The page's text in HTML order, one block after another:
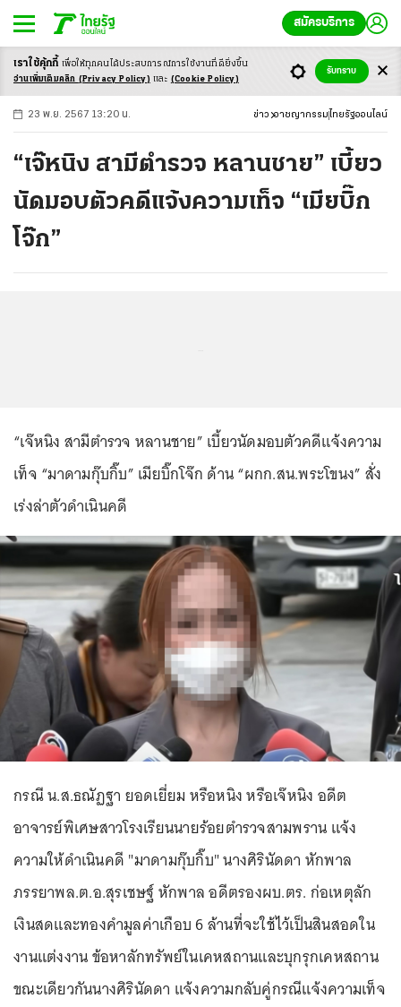
สมัครบริการ
-ก ก ก+
23 พ.ย. 2567 13:20 น. ข่าว อาชญากรรม ไทยรัฐออนไลน์
“เจ๊หนิง สามีตำรวจ หลานชาย” เบี้ยว
นัดมอบตัวคดีแจ้งความเท็จ “เมียบิ๊ก
โจ๊ก”
“เจ๊หนิง สามีตำรวจ หลานชาย” เบี้ยวนัดมอบตัวคดีแจ้งความ
เท็จ “มาดามกุ๊บกิ๊บ” เมียบิ๊กโจ๊ก ด้าน “ผกก.สน.พระโขนง” สั่ง
เร่งล่าตัวดำเนินคดี
กรณี น.ส.ธณัฏฐา ยอดเยี่ยม หรือหนิง หรือเจ๊หนิง อดีต
อาจารย์พิเศษสาวโรงเรียนนายร้อยตำรวจสามพราน แจ้ง
ความให้ดำเนินคดี "มาดามกุ๊บกิ๊บ" นางศิรินัดดา หักพาล
ภรรยาพล.ต.อ.สุรเชษฐ์ หักพาล อดีตรองผบ.ตร. ก่อเหตุลัก
เงินสดและทองคำมูลค่าเกือบ 6 ล้านที่จะใช้ไว้เป็นสินสอดใน
งานแต่งงาน ข้อหาลักทรัพย์ในเคหสถานและบุกรุกเคหสถาน
ขณะเดียวกันนางศิรินัดดา แจ้งความกลับคู่กรณีแจ้งความเท็จ
เราใช้คุ้กกี้ เพื่อให้ทุกคนได้ประสบการณ์การใช้งานที่ดียิ่งขึ้น
อ่านเพิ่มเติมคลิก (Privacy Policy) และ (Cookie Policy)
รับทราบ